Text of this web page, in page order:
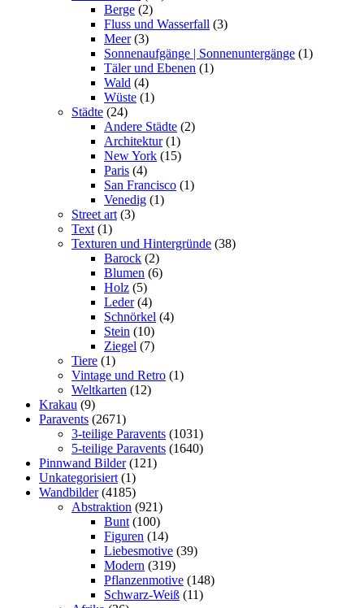
Berge (2)
Fluss und Wasserfall (3)
Meer (3)
Sonnenaufgänge | Sonnenuntergänge (1)
Täler und Ebenen (1)
Wald (4)
Wüste (1)
Städte (24)
Andere Städte (2)
Architektur (1)
New York (15)
Paris (4)
San Francisco (1)
Venedig (1)
Street art (3)
Text (1)
Texturen und Hintergründe (38)
Barock (2)
Blumen (6)
Holz (5)
Leder (4)
Schnörkel (4)
Stein (10)
Ziegel (7)
Tiere (1)
Vintage und Retro (1)
Weltkarten (12)
Krakau (9)
Paravents (2671)
3-teilige Paravents (1031)
5-teilige Paravents (1640)
Pinnwand Bilder (121)
Unkategorisiert (1)
Wandbilder (4185)
Abstraktion (921)
Bunt (100)
Figuren (14)
Liebesmotive (39)
Modern (319)
Pflanzenmotive (148)
Schwarz-Weiß (11)